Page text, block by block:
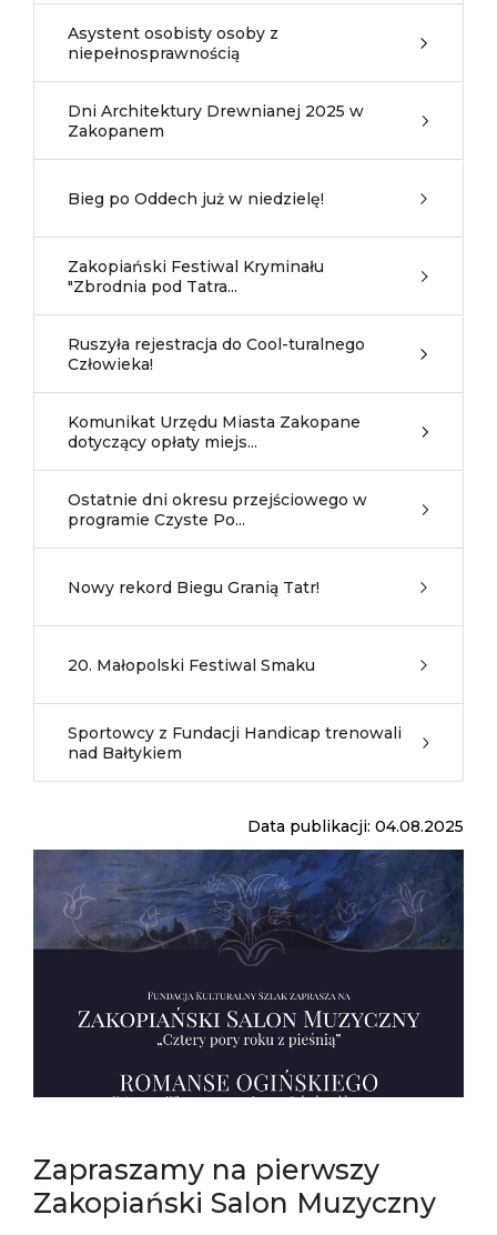
Asystent osobisty osoby z
niepełnosprawnością
Dni Architektury Drewnianej 2025 w
Zakopanem
Bieg po Oddech już w niedzielę!
Zakopiański Festiwal Kryminału
"Zbrodnia pod Tatra...
Ruszyła rejestracja do Cool-turalnego
Człowieka!
Komunikat Urzędu Miasta Zakopane
dotyczący opłaty miejs...
Ostatnie dni okresu przejściowego w
programie Czyste Po...
Nowy rekord Biegu Granią Tatr!
20. Małopolski Festiwal Smaku
Sportowcy z Fundacji Handicap trenowali
nad Bałtykiem
Data publikacji: 04.08.2025
Zapraszamy na pierwszy
Zakopiański Salon Muzyczny